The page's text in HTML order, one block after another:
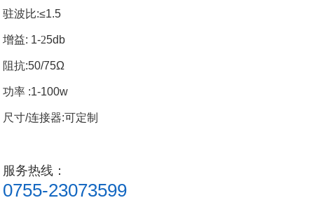
驻波比:≤1.5
增益: 1-25db
阻抗:50/75Ω
功率 :1-100w
尺寸/连接器:可定制
服务热线：
0755-23073599